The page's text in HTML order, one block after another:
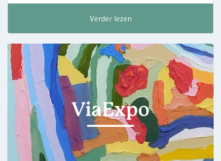
Verder lezen